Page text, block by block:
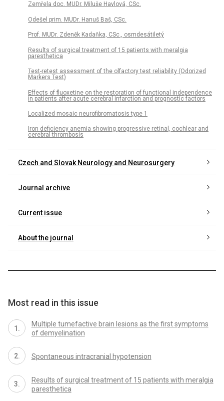
Zemřela doc. MUDr. Miluše Havlová, CSc.
Odešel prim. MUDr. Hanuš Baš, CSc.
Prof. MUDr. Zdeněk Kadaňka, CSc., osmdesátiletý
Results of surgical treatment of 15 patients with meralgia
paresthetica
Test-retest assessment of the olfactory test reliability (Odorized
Markers Test)
Effects of fluoxetine on the restoration of functional independence
in patients after acute cerebral infarction and prognostic factors
Localized mosaic neurofibromatosis type 1
Iron deficiency anemia showing progressive retinal, cochlear and
cerebral thrombosis
Czech and Slovak Neurology and Neurosurgery
Journal archive
Current issue
About the journal
Most read in this issue
Multiple tumefactive brain lesions as the first symptoms
of demyelination
Spontaneous intracranial hypotension
Results of surgical treatment of 15 patients with meralgia
paresthetica